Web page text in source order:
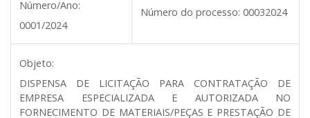
Número/Ano:
0001/2024
Número do processo: 00032024
Objeto:
DISPENSA DE LICITAÇÃO PARA CONTRATAÇÃO DE
EMPRESA ESPECIALIZADA E AUTORIZADA NO
FORNECIMENTO DE MATERIAIS/PEÇAS E PRESTAÇÃO DE